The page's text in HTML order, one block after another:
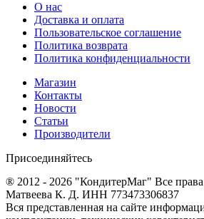
О нас
Доставка и оплата
Пользовательское соглашение
Политика возврата
Политика конфиденциальности
Магазин
Контакты
Новости
Статьи
Производители
Присоединяйтесь
® 2012 - 2026 "КондитерМаг" Все
Матвеева К. Д. ИНН 773473306837
Вся представленная на сайте